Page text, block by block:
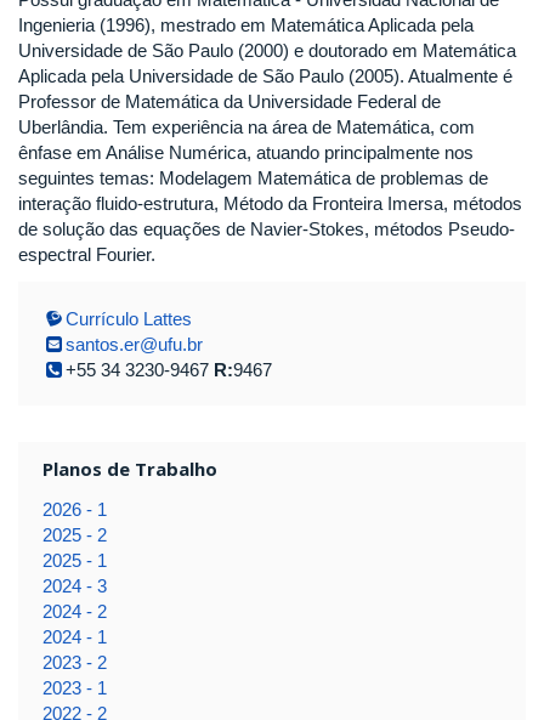
Ingenieria (1996), mestrado em Matemática Aplicada pela
Universidade de São Paulo (2000) e doutorado em Matemática
Aplicada pela Universidade de São Paulo (2005). Atualmente é
Professor de Matemática da Universidade Federal de
Uberlândia. Tem experiência na área de Matemática, com
ênfase em Análise Numérica, atuando principalmente nos
seguintes temas: Modelagem Matemática de problemas de
interação fluido-estrutura, Método da Fronteira Imersa, métodos
de solução das equações de Navier-Stokes, métodos Pseudo-
espectral Fourier.
Currículo Lattes
santos.er@ufu.br
+55 34 3230-9467 R:9467
Planos de Trabalho
2026 - 1
2025 - 2
2025 - 1
2024 - 3
2024 - 2
2024 - 1
2023 - 2
2023 - 1
2022 - 2